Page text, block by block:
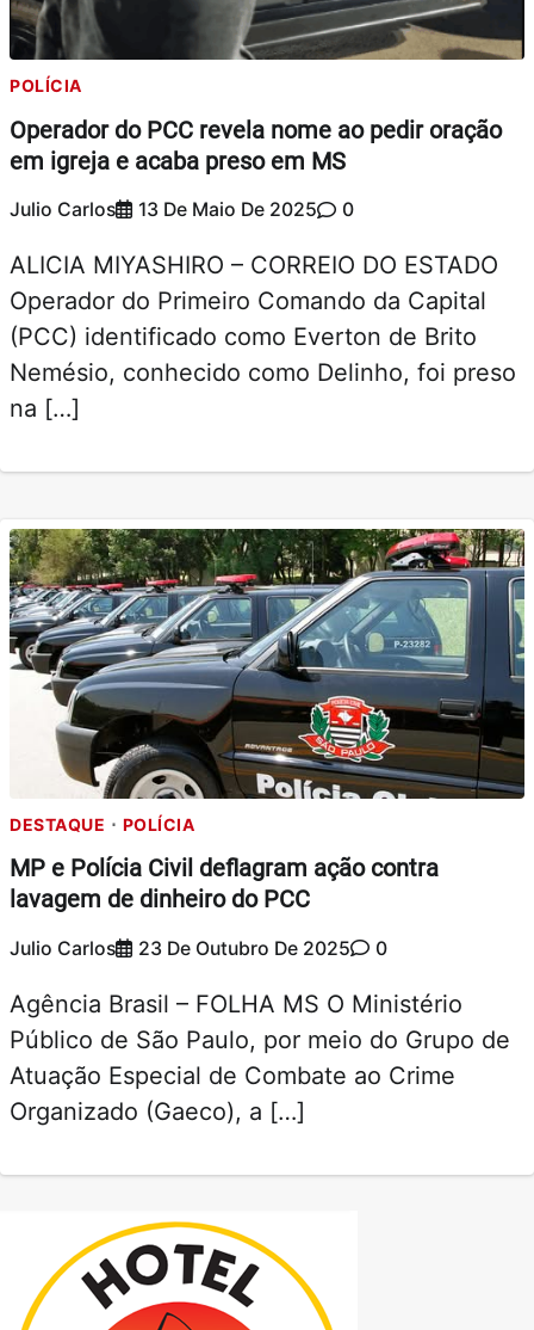
POLÍCIA
Operador do PCC revela nome ao pedir oração
em igreja e acaba preso em MS
Julio Carlos 13 De Maio De 2025 0
ALICIA MIYASHIRO – CORREIO DO ESTADO
Operador do Primeiro Comando da Capital
(PCC) identificado como Everton de Brito
Nemésio, conhecido como Delinho, foi preso
na […]
DESTAQUE POLÍCIA
MP e Polícia Civil deflagram ação contra
lavagem de dinheiro do PCC
Julio Carlos 23 De Outubro De 2025 0
Agência Brasil – FOLHA MS O Ministério
Público de São Paulo, por meio do Grupo de
Atuação Especial de Combate ao Crime
Organizado (Gaeco), a […]